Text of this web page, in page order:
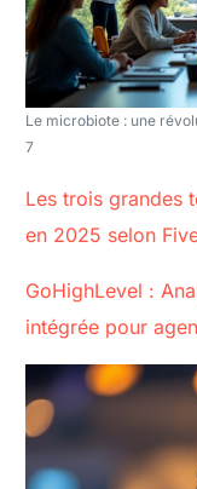
Le microbiote : une
7
Les trois grandes
en 2025 selon
GoHighLevel :
intégrée pour